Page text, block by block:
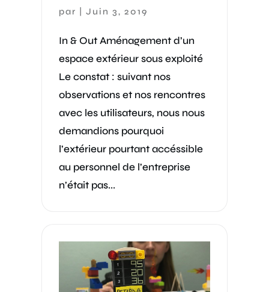
par Juin 3, 2019
In & Out Aménagement d’un
espace extérieur sous exploité
Le constat : suivant nos
observations et nos rencontres
avec les utilisateurs, nous nous
demandions pourquoi
l’extérieur pourtant accéssible
au personnel de l’entreprise
n’était pas...